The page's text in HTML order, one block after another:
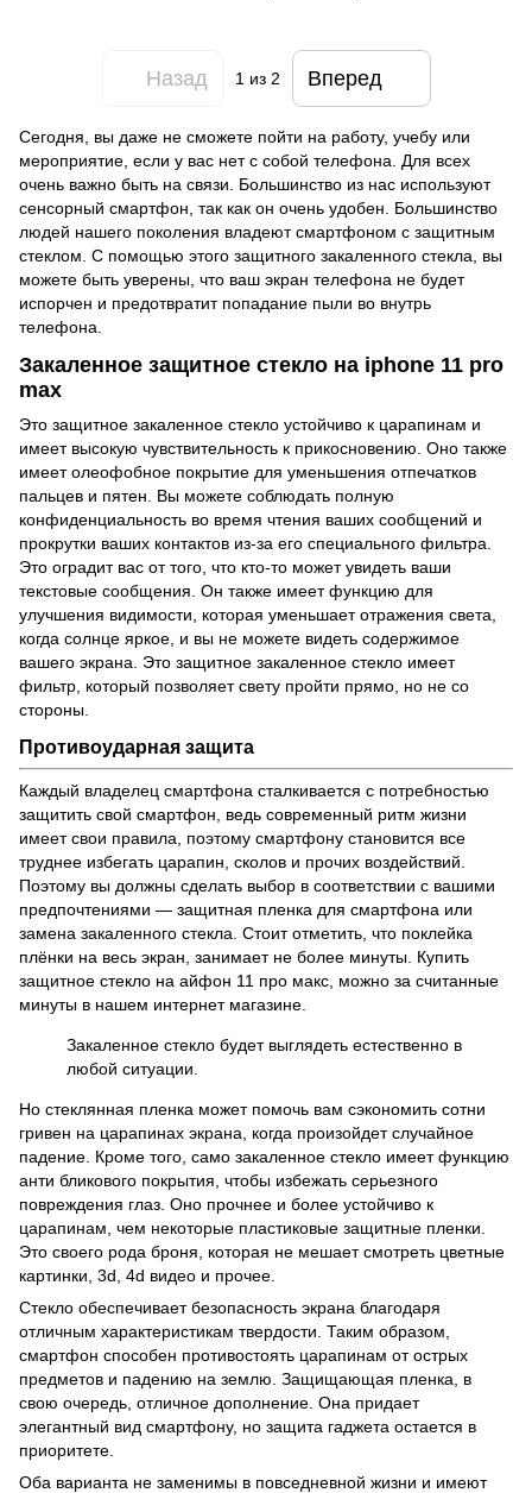
Назад 1из 2 Вперед
Сегодня, вы даже не сможете пойти на работу, учебу или
мероприятие, если у вас нет с собой телефона. Для всех
очень важно быть на связи. Большинство из нас используют
сенсорный смартфон, так как он очень удобен. Большинство
людей нашего поколения владеют смартфоном с защитным
стеклом. С помощью этого защитного закаленного стекла, вы
можете быть уверены, что ваш экран телефона не будет
испорчен и предотвратит попадание пыли во внутрь
телефона.
Закаленное защитное стекло на iphone 11 pro
max
Это защитное закаленное стекло устойчиво к царапинам и
имеет высокую чувствительность к прикосновению. Оно также
имеет олеофобное покрытие для уменьшения отпечатков
пальцев и пятен. Вы можете соблюдать полную
конфиденциальность во время чтения ваших сообщений и
прокрутки ваших контактов из-за его специального фильтра.
Это оградит вас от того, что кто-то может увидеть ваши
текстовые сообщения. Он также имеет функцию для
улучшения видимости, которая уменьшает отражения света,
когда солнце яркое, и вы не можете видеть содержимое
вашего экрана. Это защитное закаленное стекло имеет
фильтр, который позволяет свету пройти прямо, но не со
стороны.
Противоударная защита
Каждый владелец смартфона сталкивается с потребностью
защитить свой смартфон, ведь современный ритм жизни
имеет свои правила, поэтому смартфону становится все
труднее избегать царапин, сколов и прочих воздействий.
Поэтому вы должны сделать выбор в соответствии с вашими
предпочтениями — защитная пленка для смартфона или
замена закаленного стекла. Стоит отметить, что поклейка
плёнки на весь экран, занимает не более минуты. Купить
защитное стекло на айфон 11 про макс, можно за считанные
минуты в нашем интернет магазине.
Закаленное стекло будет выглядеть естественно в
любой ситуации.
Но стеклянная пленка может помочь вам сэкономить сотни
гривен на царапинах экрана, когда произойдет случайное
падение. Кроме того, само закаленное стекло имеет функцию
анти бликового покрытия, чтобы избежать серьезного
повреждения глаз. Оно прочнее и более устойчиво к
царапинам, чем некоторые пластиковые защитные пленки.
Это своего рода броня, которая не мешает смотреть цветные
картинки, 3d, 4d видео и прочее.
Стекло обеспечивает безопасность экрана благодаря
отличным характеристикам твердости. Таким образом,
смартфон способен противостоять царапинам от острых
предметов и падению на землю. Защищающая пленка, в
свою очередь, отличное дополнение. Она придает
элегантный вид смартфону, но защита гаджета остается в
приоритете.
Оба варианта не заменимы в повседневной жизни и имеют